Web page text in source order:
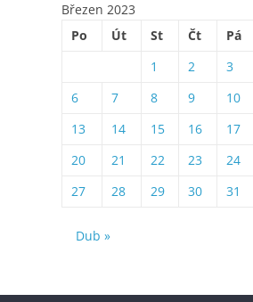
Březen 2023
Po
Út St Čt Pá
1
2 3
6
7 8 9 10
13
14 15 16 17
20
21 22 23 24
27
28 29 30 31
Dub »